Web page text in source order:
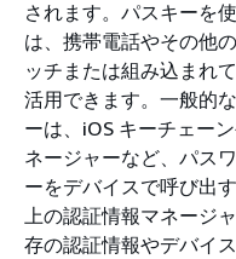
されます。パスキーを
は、携帯電話やその他
ッチまたは組み込まれ
活用できます。一般的
ーは、iOS キーチェー
ネージャーなど、パス
ーをデバイスで呼び出
上の認証情報マネージ
存の認証情報やデバイ